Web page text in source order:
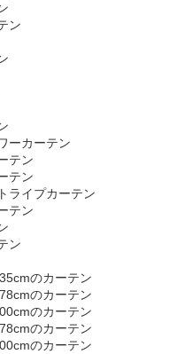
ン
ーカーテン
テン
テン
ライプカーテン
テン
ン
のカーテン
のカーテン
のカーテン
のカーテン
のカーテン